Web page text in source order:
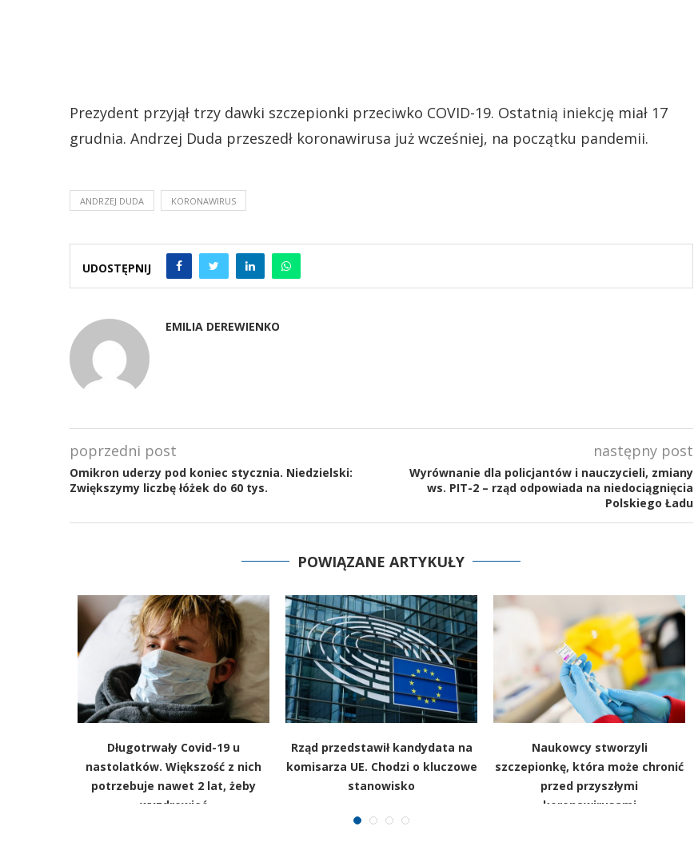
Prezydent przyjął trzy dawki szczepionki przeciwko COVID-19. Ostatnią iniekcję miał 17
grudnia. Andrzej Duda przeszedł koronawirusa już wcześniej, na początku pandemii.
ANDRZEJ DUDA KORONAWIRUS
UDOSTĘPNIJ
EMILIA DEREWIENKO
poprzedni post
Omikron uderzy pod koniec stycznia. Niedzielski:
Zwiększymy liczbę łóżek do 60 tys.
następny post
Wyrównanie dla policjantów i nauczycieli, zmiany
ws. PIT-2 – rząd odpowiada na niedociągnięcia
Polskiego Ładu
POWIĄZANE ARTYKUŁY
Długotrwały Covid-19 u
nastolatków. Większość z nich
potrzebuje nawet 2 lat, żeby
wyzdrowieć
Rząd przedstawił kandydata na
komisarza UE. Chodzi o kluczowe
stanowisko
Naukowcy stworzyli
szczepionkę, która może chronić
przed przyszłymi
koronawirusami